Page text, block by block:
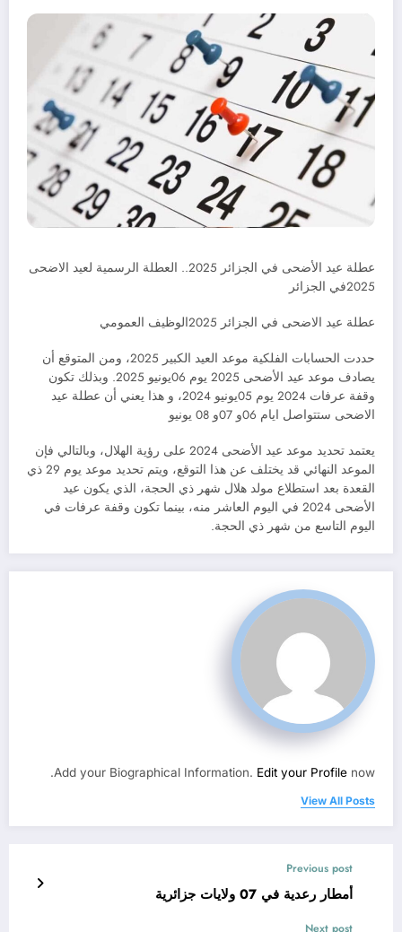
عطلة عيد الأضحى في الجزائر 2025.. العطلة الرسمية لعيد الاضحى
2025في الجزائر
عطلة عيد الاضحى في الجزائر 2025الوظيف العمومي
حددت الحسابات الفلكية موعد العيد الكبير 2025، ومن المتوقع أن
يصادف موعد عيد الأضحى 2025 يوم 06يونيو 2025. وبذلك تكون
وقفة عرفات 2024 يوم 05يونيو 2024، و هذا يعني أن عطلة عيد
الاضحى ستتواصل ايام 06و 07و 08 يونيو
يعتمد تحديد موعد عيد الأضحى 2024 على رؤية الهلال، وبالتالي فإن
الموعد النهائي قد يختلف عن هذا التوقع، ويتم تحديد موعد يوم 29 ذي
القعدة بعد استطلاع مولد هلال شهر ذي الحجة، الذي يكون عيد
الأضحى 2024 في اليوم العاشر منه، بينما تكون وقفة عرفات في
اليوم التاسع من شهر ذي الحجة.
Add your Biographical Information. Edit your Profile now.
View All Posts
Previous post
أمطار رعدية في 07 ولايات جزائرية
Next post